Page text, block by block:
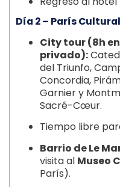
Día 2 – París Cultural
City tour (8h
privado):
del Triunfo,
Concordia,
Garnier y
Sacré-Cœur.
Tiempo libre
Barrio de Le
visita al Museo
París).